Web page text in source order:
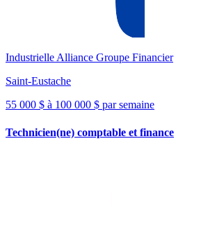
Industrielle Alliance Groupe Financier
Saint-Eustache
55 000 $ à 100 000 $ par semaine
Technicien(ne) comptable et finance